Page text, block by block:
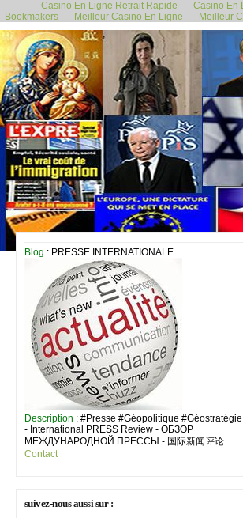
Casino En Ligne Retrait Rapide Casino En
Bookmakers
Meilleur Casino En Ligne Meilleur
Blog : PRESSE INTERNATIONALE
Description : #Presse #Géopolitique #Géostratégie
- International PRESS Review - ОБЗОР
МЕЖДУНАРОДНОЙ ПРЕССЫ - 国际新闻评论
Contact
suivez-nous aussi sur :